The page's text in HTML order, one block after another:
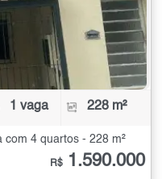
1 vaga 228 m²
com 4 quartos - 228 m²
R$ 1.590.000